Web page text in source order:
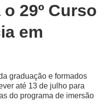
29º Curso
em
graduação e formados
até 13 de julho para
do programa de imersão